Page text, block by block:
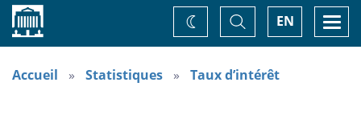
Accueil EN
Basculer
la
recherche
Changez
de
thème
Accueil Statistiques Taux d’intérêt